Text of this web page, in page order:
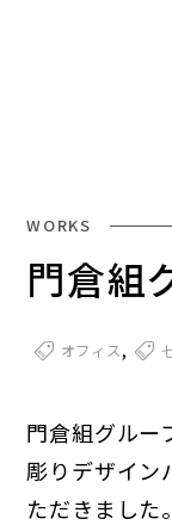
WORKS
門倉組
オフィス,
門倉組グルー
彫りデザイン
ただきました。